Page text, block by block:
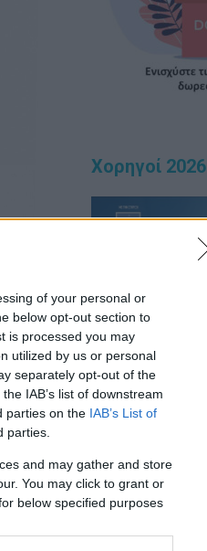
of your personal or
below opt-out section to
is processed you may
utilized by us or personal
separately opt-out of the
IAB’s list of downstream
parties on the IAB’s List of
parties.
and may gather and store
You may click to grant or
below specified purposes
άρθρο
ΤΗΣ
Χορηγοί 2026